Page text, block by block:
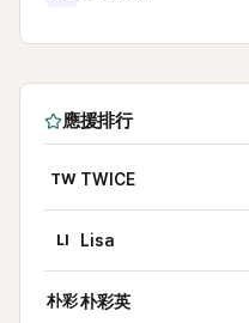
應援排行
TW TWICE
LI Lisa
朴彩朴彩英